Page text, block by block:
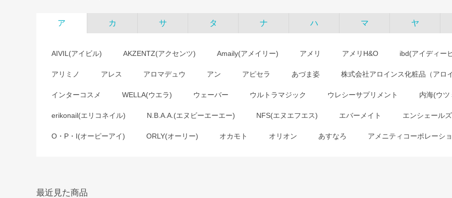
ア カ サ タ ナ ハ マ ヤ
AIVIL(アイビル) AKZENTZ(アクセンツ) Amaily(アメイリー) アメリ アメリH&O ibd(アイディー
アリミノ アレス アロマデュウ アン アピセラ あづま姿 株式会社アロインス化粧品（アロ
インターコスメ WELLA(ウエラ) ウェーバー ウルトラマジック ウレシーサプリメント 内海(ウツ
erikonail(エリコネイル) N.B.A.A.(エヌビーエーエー) NFS(エヌエフエス) エバーメイト エンシェールズ
O・P・I(オーピーアイ) ORLY(オーリー) オカモト オリオン あすなろ アメニティコーポレーシ
最近見た商品